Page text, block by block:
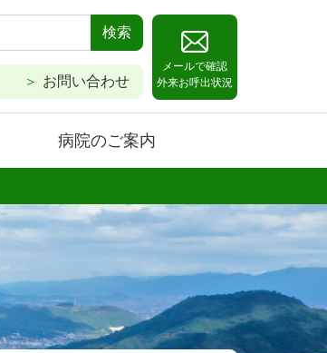
検索
お問い合わせ
メールで確認
外来お呼出状況
病院のご案内